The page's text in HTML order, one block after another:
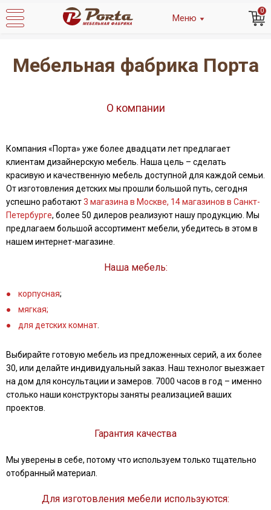
Меню
0
Мебельная фабрика Порта
О компании
Компания «Порта» уже более двадцати лет предлагает
клиентам дизайнерскую мебель. Наша цель – сделать
красивую и качественную мебель доступной для каждой семьи.
От изготовления детских мы прошли большой путь, сегодня
успешно работают3 магазина в Москве, 14 магазинов в Санкт-
Петербурге, более 50 дилеров реализуют нашу продукцию. Мы
предлагаем большой ассортимент мебели, убедитесь в этом в
нашем интернет-магазине.
Наша мебель:
корпусная;
мягкая;
для детских комнат
Выбирайте готовую мебель из предложенных серий, а их более
30, или делайте индивидуальный заказ. Наш технолог выезжает
на дом для консультации и замеров. 7000 часов в год – именно
столько наши конструкторы заняты реализацией ваших
проектов.
Гарантия качества
Мы уверены в себе, потому что используем только тщательно
отобранный материал.
Для изготовления мебели используются: